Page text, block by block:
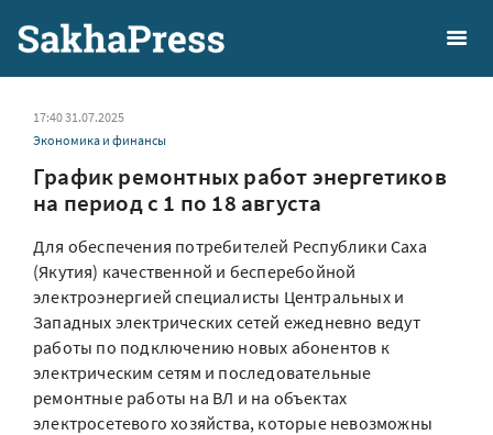
17:40 31.07.2025
Экономика и финансы
График ремонтных работ энергетиков
на период с 1 по 18 августа
Для обеспечения потребителей Республики Саха
(Якутия) качественной и бесперебойной
электроэнергией специалисты Центральных и
Западных электрических сетей ежедневно ведут
работы по подключению новых абонентов к
электрическим сетям и последовательные
ремонтные работы на ВЛ и на объектах
электросетевого хозяйства, которые невозможны